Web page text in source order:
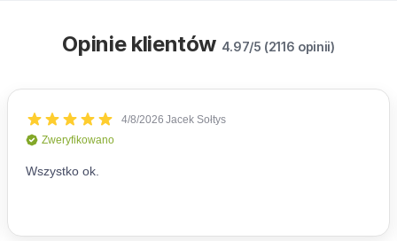
Opinie klientów 4.97/5 (2116 opinii)